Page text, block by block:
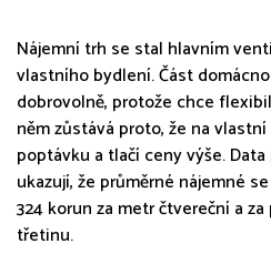
Nájemní trh se stal hlavním
vlastního bydlení. Část
dobrovolně, protože chce
něm zůstává proto, že na
poptávku a tlačí ceny výše.
ukazují, že průměrné nájemné
324 korun za metr čtvereční a
třetinu.